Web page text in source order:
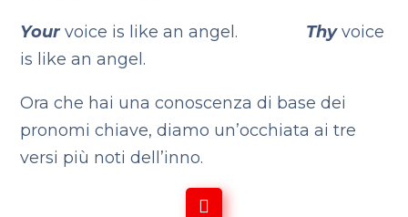
Yourvoice is like an angel. Thyvoice
is like an angel.
Ora che hai una conoscenza di base dei
pronomi chiave, diamo un’occhiata ai tre
versi più noti dell’inno.